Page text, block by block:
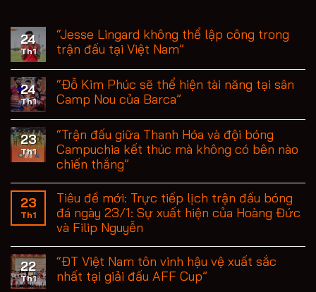
24
Th1
“Jesse Lingard không thể lập công trong
trận đấu tại Việt Nam”
24
Th1
“Đỗ Kim Phúc sẽ thể hiện tài năng tại sân
Camp Nou của Barca”
23
Th1
“Trận đấu giữa Thanh Hóa và đội bóng
Campuchia kết thúc mà không có bên nào
chiến thắng”
23
Th1
Tiêu đề mới: Trực tiếp lịch trận đấu bóng
đá ngày 23/1: Sự xuất hiện của Hoàng Đức
và Filip Nguyễn
22
Th1
“ĐT Việt Nam tôn vinh hậu vệ xuất sắc
nhất tại giải đấu AFF Cup”